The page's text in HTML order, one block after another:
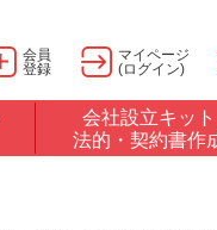
会員
登録
マイページ
(ログイン)
会社設立キット
法的・契約書作